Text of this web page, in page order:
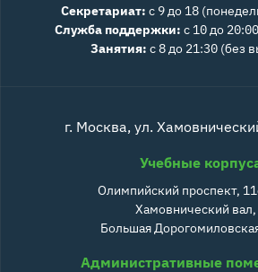
Секретариат: с 9 до 18
Служба поддержки: с 10 до
Занятия: с 8 до 21:30 (без
г. Москва, ул.
Учебные
Олимпийский проспект,
Хамовнический
Большая
Административные